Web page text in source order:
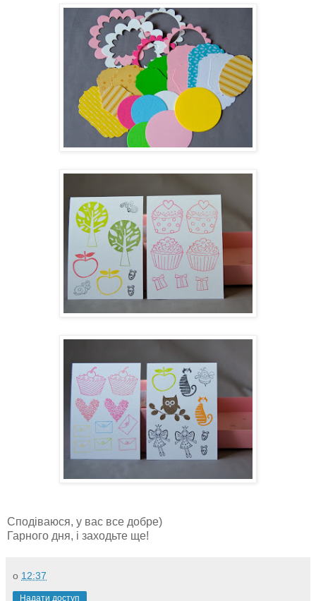
Сподіваюся, у вас все добре)
Гарного дня, і заходьте ще!
о 12:37
Надати доступ